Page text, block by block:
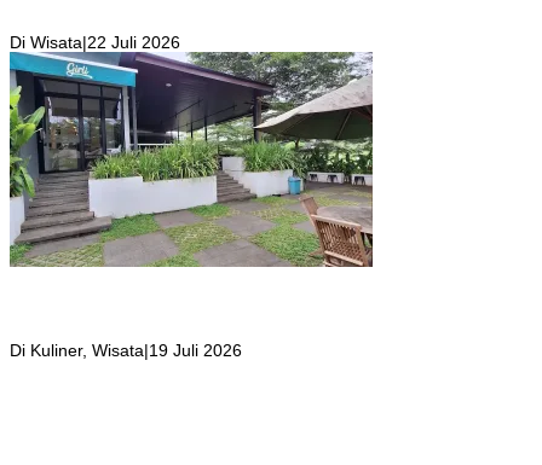
Di Wisata|22 Juli 2026
Di Kuliner, Wisata|19 Juli 2026